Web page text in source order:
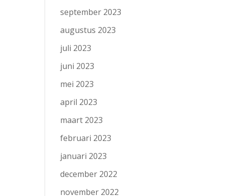
september 2023
augustus 2023
juli 2023
juni 2023
mei 2023
april 2023
maart 2023
februari 2023
januari 2023
december 2022
november 2022